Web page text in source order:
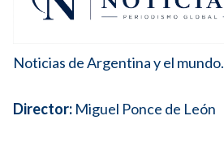
Noticias de Argentina y el mundo.
Director: Miguel Ponce de León